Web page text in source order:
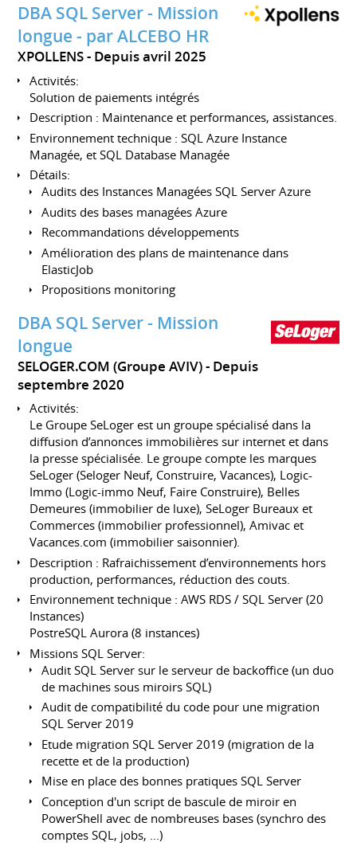
DBA SQL Server - Mission
longue - par ALCEBO HR
XPOLLENS Depuis avril 2025
Activités:
Solution de paiements intégrés
Description : Maintenance et performances, assistances.
Environnement technique : SQL Azure Instance
Managée, et SQL Database Managée
Détails:
Audits des Instances Managées SQL Server Azure
Audits des bases managées Azure
Recommandations développements
Amélioration des plans de maintenance dans
ElasticJob
Propositions monitoring
DBA SQL Server - Mission
longue
SELOGER.COM (Groupe AVIV)
Depuis
septembre 2020
Activités:
Le Groupe SeLoger est un groupe spécialisé dans la
diffusion d’annonces immobilières sur internet et dans
la presse spécialisée. Le groupe compte les marques
SeLoger (Seloger Neuf, Construire, Vacances), Logic-
Immo (Logic-immo Neuf, Faire Construire), Belles
Demeures (immobilier de luxe), SeLoger Bureaux et
Commerces (immobilier professionnel), Amivac et
Vacances.com (immobilier saisonnier).
Description : Rafraichissement d’environnements hors
production, performances, réduction des couts.
Environnement technique : AWS RDS / SQL Server (20
Instances)
PostreSQL Aurora (8 instances)
Missions SQL Server:
Audit SQL Server sur le serveur de backoffice (un duo
de machines sous miroirs SQL)
Audit de compatibilité du code pour une migration
SQL Server 2019
Etude migration SQL Server 2019 (migration de la
recette et de la production)
Mise en place des bonnes pratiques SQL Server
Conception d'un script de bascule de miroir en
PowerShell avec de nombreuses bases (synchro des
comptes SQL, jobs, ...)